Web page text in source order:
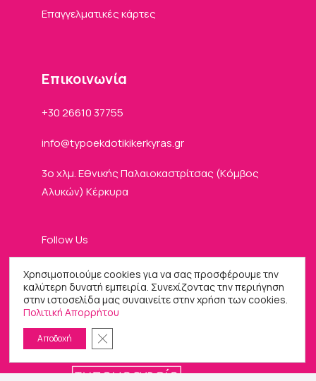
Επαγγελματικές κάρτες
Eπικοινωνία
+30 26610 37755
info typoekdotikikerkyrasgr
3ο χλμ. Εθνικής Παλαιοκαστρίτσας (Kόμβος
Αλυκών) Κέρκυρα
Follow Us
Χρησιμοποιούμε cookies για να σας προσφέρουμε την
καλύτερη δυνατή εμπειρία. Συνεχίζοντας την περιήγηση
στην ιστοσελίδα μας συναινείτε στην χρήση των cookies.
Πολιτική Απορρήτου
Αποδοχή Κλείσιμο του Cookie banner για το GDPR